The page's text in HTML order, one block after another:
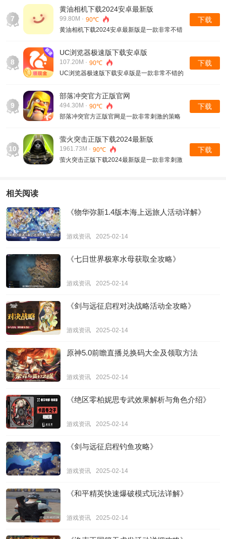
丰富，玩家们可以解锁不同的路线，都有不同
的挑战玩法，剧情玩法，进行一定的操作将其
完成，就可以获取丰富的奖励，而且这里推出
7
黄油相机下载2024安卓最新版
99.80M · 90℃
黄油相机下载2024安卓最新版是一款非常不错
拍出不同风格的图片，这里的类型非常丰富，
可以直接解锁，当然，还有的需要进行氪金解
锁，呈现出自己不同的美。在这里拍摄完成
下载
8
UC浏览器极速版下载安卓版
107.20M · 90℃
UC浏览器极速版下载安卓版是一款非常不错的
解答的问题都可以搜索，这里会有相关的内容
呈现，而且这里还能选择不同的观看方式，文
字图片内容，还能发现视频内容，各种短视频
下载
9
部落冲突官方正版官网
494.30M · 90℃
部落冲突官方正版官网是一款非常刺激的策略
富，这里有超多刺激的对战，不同模式都可以
体验，而且这里可以建立自己的部落进行征
战，通过不同的策略搭配，获取对战的胜利，
下载
10
萤火突击正版下载2024最新版
1961.73M · 90℃
萤火突击正版下载2024最新版是一款非常刺激
的角色体验
下载
相关阅读
《物华弥新1.4版本海上远旅人活动详解》
游戏资讯 2025-02-14
《七日世界极寒水母获取全攻略》
游戏资讯 2025-02-14
《剑与远征启程对决战略活动全攻略》
游戏资讯 2025-02-14
原神5.0前瞻直播兑换码大全及领取方法
游戏资讯 2025-02-14
《绝区零柏妮思专武效果解析与角色介绍》
游戏资讯 2025-02-14
《剑与远征启程钓鱼攻略》
游戏资讯 2025-02-14
《和平精英快速爆破模式玩法详解》
游戏资讯 2025-02-14